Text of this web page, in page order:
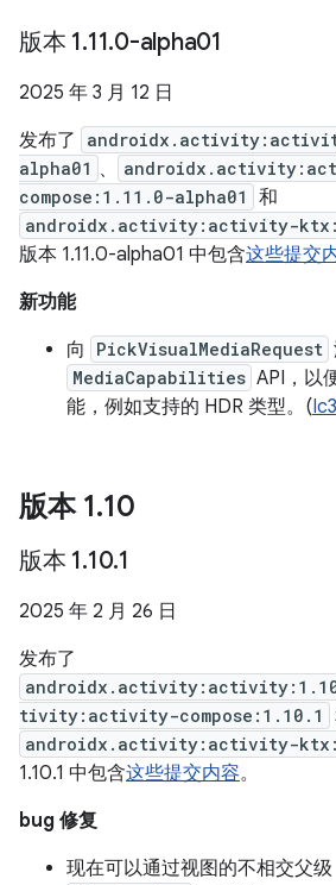
版本 1.11.0-alpha01
2025 年 3 月 12 日
发布了
alpha01 、
compose:1.11.0-alpha01
和
androidx.activity:activity-
版本 1.11.0-alpha01 中包含这些提交
新功能
向
PickVisualMediaRequest
MediaCapabilities API，以
能，例如支持的 HDR 类型。(
版本 1.10
版本 1.10.1
2025 年 2 月 26 日
发布了
tivity:activity-compose:1.10.1
androidx.activity:activity-
1.10.1 中包含这些提交内容。
bug 修复
现在可以通过视图的不相交父